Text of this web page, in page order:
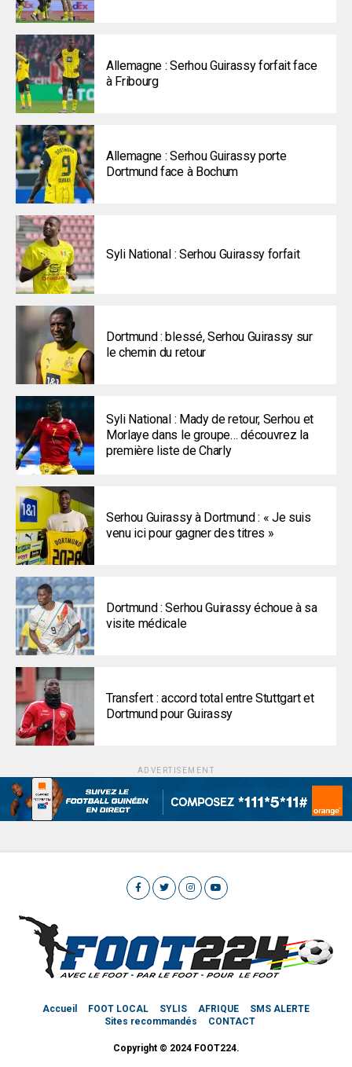
Allemagne : Serhou Guirassy forfait face
à Fribourg
Allemagne : Serhou Guirassy porte
Dortmund face à Bochum
Syli National : Serhou Guirassy forfait
Dortmund : blessé, Serhou Guirassy sur
le chemin du retour
Syli National : Mady de retour, Serhou et
Morlaye dans le groupe… découvrez la
première liste de Charly
Serhou Guirassy à Dortmund : « Je suis
venu ici pour gagner des titres »
Dortmund : Serhou Guirassy échoue à sa
visite médicale
Transfert : accord total entre Stuttgart et
Dortmund pour Guirassy
ADVERTISEMENT
Accueil FOOT LOCAL SYLIS AFRIQUE
SMS ALERTE
Sites recommandés
CONTACT
Copyright © 2024 FOOT224.